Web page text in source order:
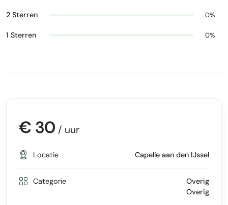
2 Sterren 0%
1 Sterren 0%
€ 30 / uur
Locatie Capelle aan den IJssel
Categorie
Overig
Overig